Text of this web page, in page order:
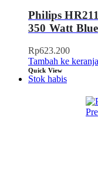
Philips
350 Watt Blue
Rp623.200
Tambah ke
Quick View
Stok habis